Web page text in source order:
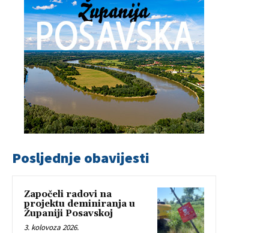
Posljednje obavijesti
Započeli radovi na
projektu deminiranja u
Županiji Posavskoj
3. kolovoza 2026.